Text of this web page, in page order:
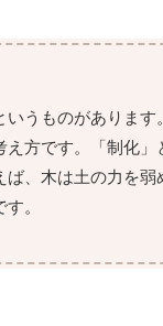
うものがありま
方です。「制化
、木は土の力を
。